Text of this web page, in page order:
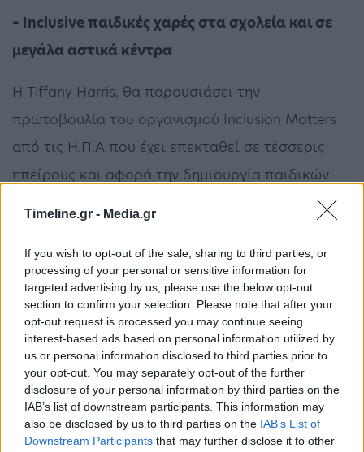
Timeline.gr - Media.gr
If you wish to opt-out of the sale, sharing to third parties, or
processing of your personal or sensitive information for
targeted advertising by us, please use the below opt-out
section to confirm your selection. Please note that after your
opt-out request is processed you may continue seeing
interest-based ads based on personal information utilized by
us or personal information disclosed to third parties prior to
your opt-out. You may separately opt-out of the further
disclosure of your personal information by third parties on the
IAB’s list of downstream participants. This information may
also be disclosed by us to third parties on the IAB’s List of
Downstream Participants that may further disclose it to other
– Inclusive παιδικές χαρές στα σχολεία και σε
μεγάλα αστικά κέντρα
Η Tiffany Harris, θα παρουσιάσει την
πρωτοβουλία τoυ οργανισμού Inclusion Matters
από τις Η.Π.Α που έχει επεκταθεί σε τέσσερις
ηπείρους και αφορά την δημιουργία παιδικών
Η 1η Διεθνής ‘Εκθεση ‘’Voices of Children’’ με
φυσική παρουσία θα φιλοξενηθεί κατά τη
διάρκεια του συνεδρίου στο Κέντρο Πολιτισμού
«Ελληνικός Κόσμος» του Ιδρύματος Μείζονος
Ελληνισμού ενώ οι δύο πρώτες διαδικτυακές
Εκθέσεις φιλοξενούνται στην ιστοσελίδα του
συνεδρίου: